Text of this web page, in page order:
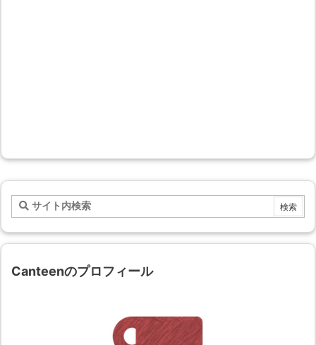
Canteenのプロフィール